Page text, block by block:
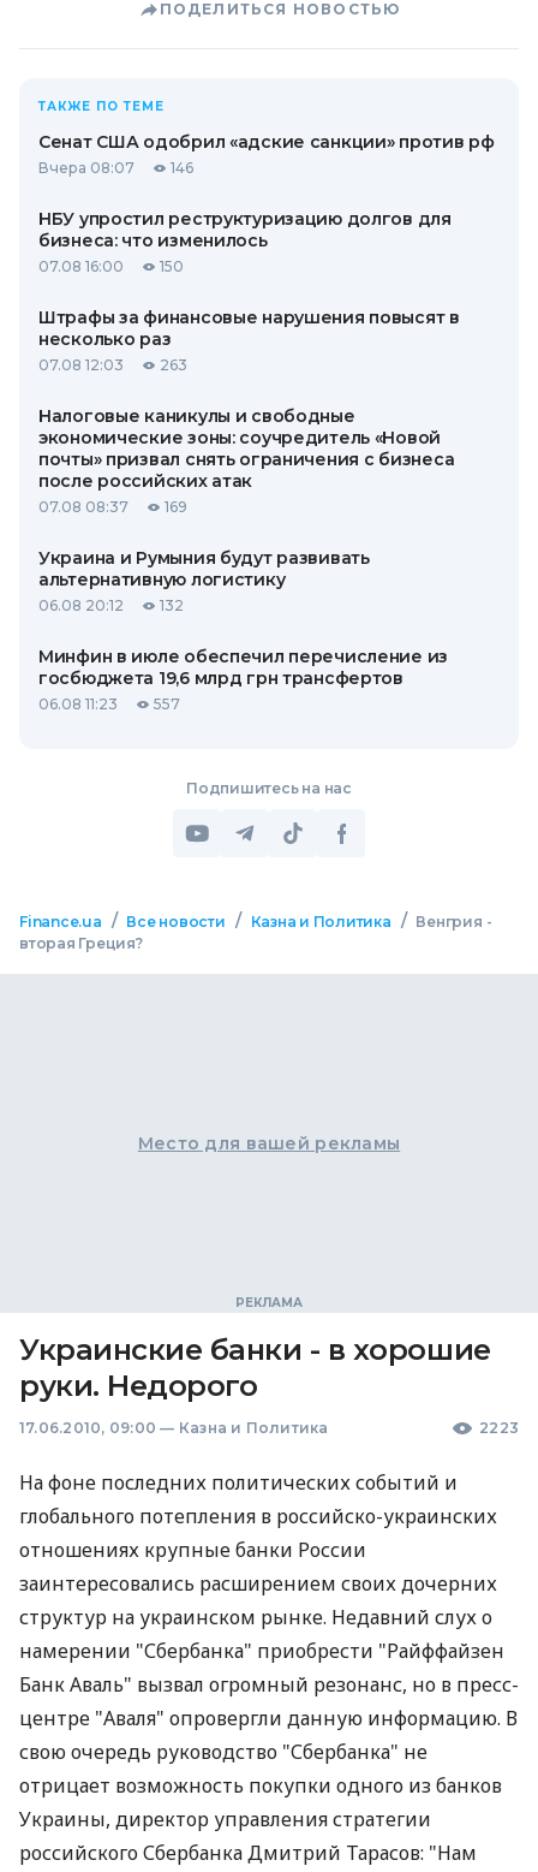
ПОДЕЛИТЬСЯ НОВОСТЬЮ
ТАКЖЕ ПО ТЕМЕ
Сенат США одобрил «адские санкции» против рф
Вчера 08:07 146
НБУ упростил реструктуризацию долгов для
бизнеса: что изменилось
07.08 16:00 150
Штрафы за финансовые нарушения повысят в
несколько раз
07.08 12:03 263
Налоговые каникулы и свободные
экономические зоны: соучредитель «Новой
почты» призвал снять ограничения с бизнеса
после российских атак
07.08 08:37 169
Украина и Румыния будут развивать
альтернативную логистику
06.08 20:12 132
Минфин в июле обеспечил перечисление из
госбюджета 19,6 млрд грн трансфертов
06.08 11:23 557
Подпишитесь на нас
Finance.ua / Все новости / Казна и Политика / Венгрия -
вторая Греция?
Место для вашей рекламы
Украинские банки - в хорошие
руки. Недорого
17.06.2010, 09:00 — Казна и Политика 2223
На фоне последних политических событий и
глобального потепления в российско-украинских
отношениях крупные банки России
заинтересовались расширением своих дочерних
структур на украинском рынке. Недавний слух о
намерении "Сбербанка" приобрести "Райффайзен
Банк Аваль" вызвал огромный резонанс, но в пресс-
центре "Аваля" опровергли данную информацию. В
свою очередь руководство "Сбербанка" не
отрицает возможность покупки одного из банков
Украины, директор управления стратегии
российского Сбербанка Дмитрий Тарасов: "Нам